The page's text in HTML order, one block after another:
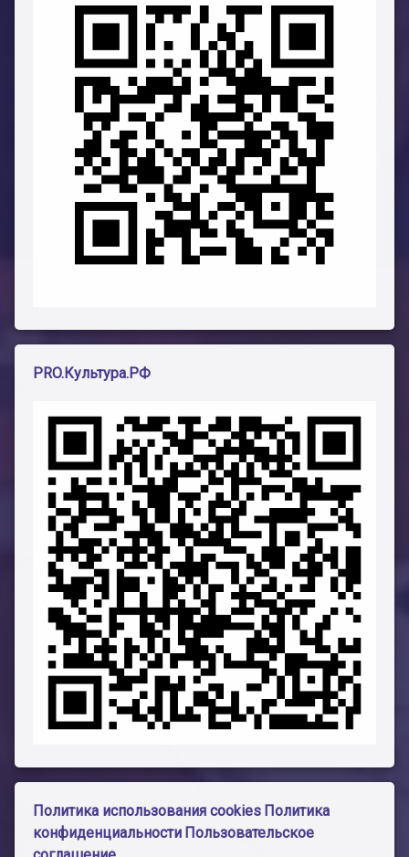
PRO.Культура.РФ
Политика использования cookies Политика
конфиденциальности Пользовательское